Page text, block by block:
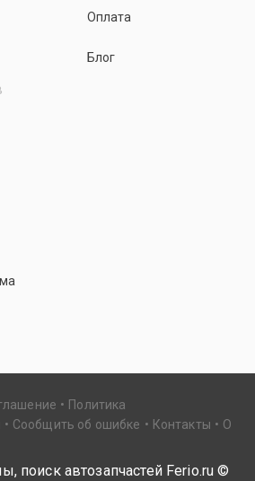
Оплата
Блог
Политика
Сообщить об ошибке Контакты
О
поиск автозапчастей Ferio.ru ©